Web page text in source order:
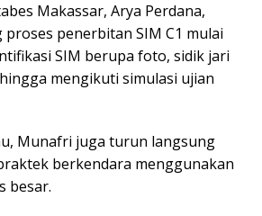
Makassar, Arya Perdana,
penerbitan SIM C1 mulai
SIM berupa foto, sidik jari
mengikuti simulasi ujian
Munafri juga turun langsung
berkendara menggunakan
besar.